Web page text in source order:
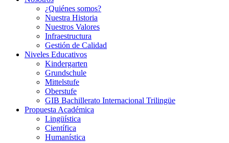
¿Quiénes somos?
Nuestra Historia
Nuestros Valores
Infraestructura
Gestión de Calidad
Niveles Educativos
Kindergarten
Grundschule
Mittelstufe
Oberstufe
GIB Bachillerato Internacional Trilingüe
Propuesta Académica
Lingüística
Científica
Humanística